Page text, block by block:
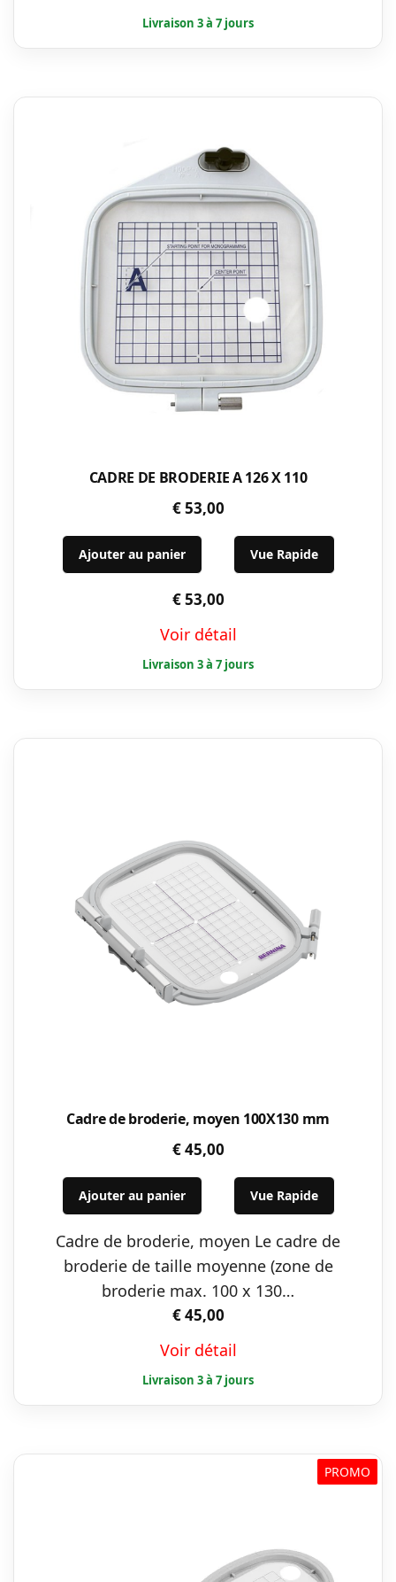
CADRE DE BRODERIE A 126 X 110
€53,00
Ajouter au panier Vue Rapide
€53,00
Voir détail
Cadre de broderie, moyen 100X130 mm
€45,00
Ajouter au panier Vue Rapide
Cadre de broderie, moyen Le cadre de
broderie de taille moyenne (zone de
broderie max. 100 x 130…
€45,00
Voir détail
PROMO